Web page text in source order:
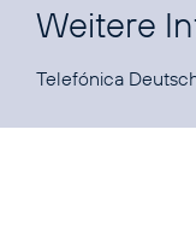
Weitere
Telefónica